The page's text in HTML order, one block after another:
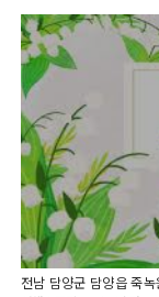
전남 담양군 담양읍 죽